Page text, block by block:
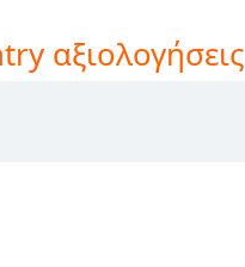
αξιολογήσεις